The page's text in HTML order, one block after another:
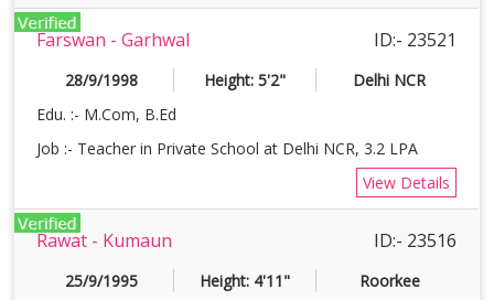
Farswan - Garhwal ID:- 23521
28/9/1998 Height: 5'2"
Delhi NCR
Edu. :- M.Com, B.Ed
Job :- Teacher in Private School at Delhi NCR, 3.2 LPA
View Details
Rawat - Kumaun ID:- 23516
25/9/1995 Height: 4'11"
Roorkee